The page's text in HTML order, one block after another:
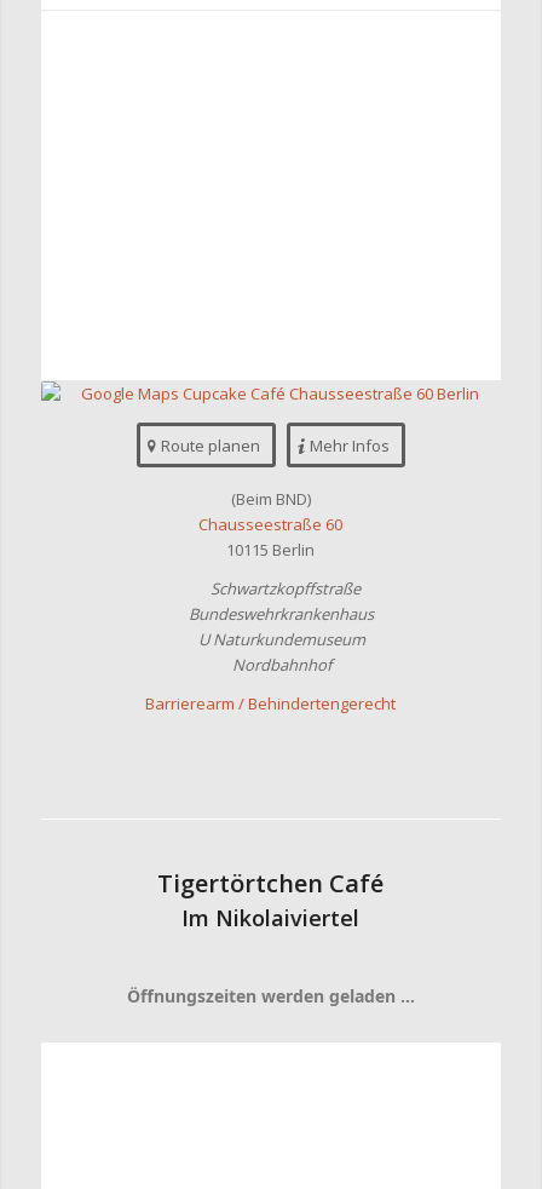
Route planen Mehr Infos
(Beim BND)
Chausseestraße 60
10115 Berlin
Schwartzkopffstraße
Bundeswehrkrankenhaus
U Naturkundemuseum
Nordbahnhof
Barrierearm / Behindertengerecht
Tigertörtchen Café
Im Nikolaiviertel
Öffnungszeiten werden geladen …